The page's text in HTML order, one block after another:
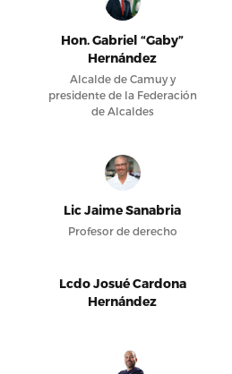
Hon. Gabriel “Gaby”
Hernández
Alcalde de Camuy y
presidente de la Federación
de Alcaldes
Lic Jaime Sanabria
Profesor de derecho
Lcdo Josué Cardona
Hernández